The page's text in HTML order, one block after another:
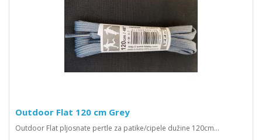
Outdoor Flat 120 cm Grey
Outdoor Flat pljosnate pertle za patike/cipele dužine 120cm...